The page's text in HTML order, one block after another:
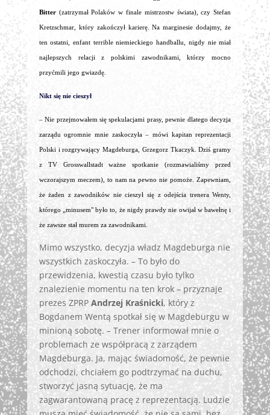
Bitter(zatrzymał Polaków w finale mistrzostw świata), czy Stefan
Kretzschmar, który zakończył karierę. Na marginesie dodajmy, że
ten ostatni, enfant terrible niemieckiego handballu, nigdy nie miał
najlepszych relacji z polskimi zawodnikami, którzy mocno
przyćmili jego gwiazdę.
Nikt się nie cieszył
– Nie przejmowałem się spekulacjami prasy, pewnie dlatego decyzja
zarządu ogromnie mnie zaskoczyła – mówi kapitan reprezentacji
Polski i rozgrywający Magdeburga, Grzegorz Tkaczyk. Dziś gramy
z TV Grosswallstadt ważne spotkanie (rozmawialiśmy przed
wczorajszym meczem), to nam na pewno nie pomoże. Zapewniam,
że żaden z zawodników nie cieszył się z odejścia trenera Wenty,
którego „minusem" było to, że nigdy prawdy nie owijał w bawełnę i
że zawsze stał murem za zawodnikami.
Mimo wszystko, decyzja władz Magdeburga nie
wszystkich zaskoczyła. – To było do
przewidzenia, kwestią czasu było tylko
znalezienie momentu na ten krok – przyznaje
prezes ZPRP Andrzej Kraśnicki, który z
Bogdanem Wentą spotkał się w Magdeburgu w
minioną sobotę. – Trener informował mnie o
problemach ze współpracą z zarządem
Magdeburga. Ja, mając świadomość, że pewnie
odchodzi, chciałem go podtrzymać na duchu,
stworzyć jasną sytuację, że ma
zagwarantowaną pracę z reprezentacją. Ludzie